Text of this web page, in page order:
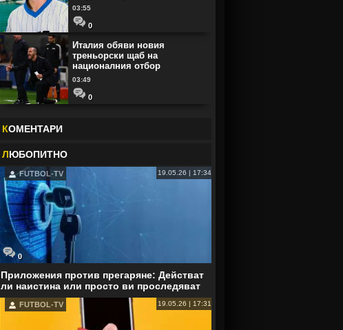
03:55
0
Италия обяви новия
треньорски щаб на
националния отбор
03:49
0
КОМЕНТАРИ
ЛЮБОПИТНО
FUTBOL-TV 19.05.26 | 17:34
0
Приложения против прегаряне: Действат
ли наистина или просто ви проследяват
FUTBOL-TV 19.05.26 | 17:31